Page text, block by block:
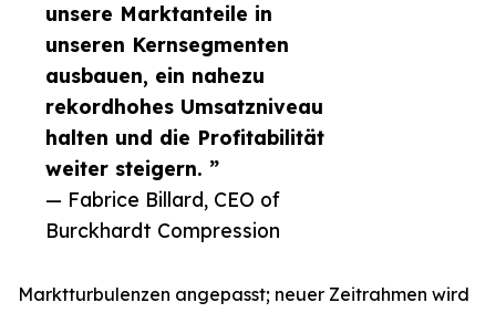
unsere Marktanteile in
unseren Kernsegmenten
ausbauen, ein nahezu
rekordhohes Umsatzniveau
halten und die Profitabilität
weiter steigern. ”
— Fabrice Billard, CEO of
Burckhardt Compression
Marktturbulenzen angepasst; neuer Zeitrahmen wird